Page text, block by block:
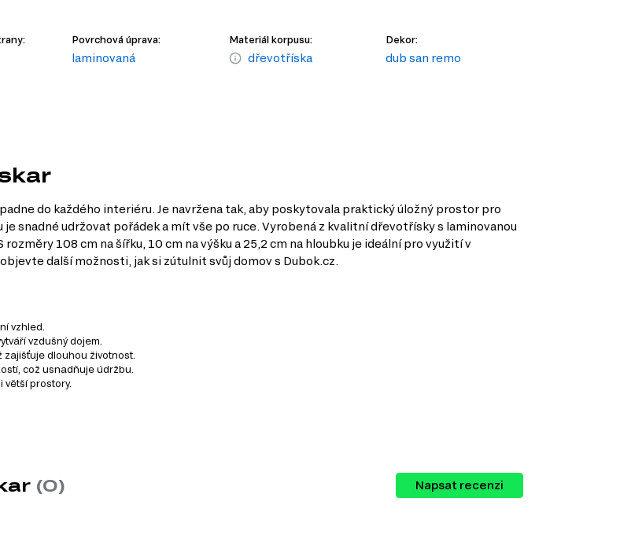
Povrchová úprava:
laminovaná
Materiál korpusu:
dřevotříska
Dekor:
dub san remo
do každého interiéru. Je navržena tak, aby poskytovala praktický úložný prostor pro
snadné udržovat pořádek a mít vše po ruce. Vyrobená z kvalitní dřevotřísky s laminovanou
108 cm na šířku, 10 cm na výšku a 25,2 cm na hloubku je ideální pro využití v
další možnosti, jak si zútulnit svůj domov s Dubok.cz.
vzhled.
vzdušný dojem.
dlouhou životnost.
což usnadňuje údržbu.
větší prostory.
(0) Napsat recenzi